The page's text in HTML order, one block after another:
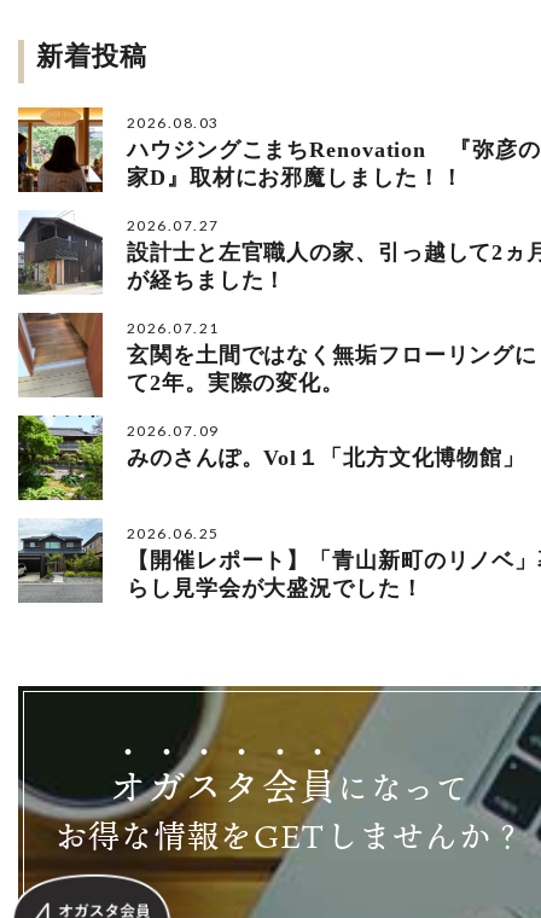
新着投稿
2026.08.03
ハウジングこまちRenovation 『弥彦の
家D』取材にお邪魔しました！！
2026.07.27
設計士と左官職人の家、引っ越して2ヵ
が経ちました！
2026.07.21
玄関を土間ではなく無垢フローリング
て2年。実際の変化。
2026.07.09
みのさんぽ。Vol１「北方文化博物館」
2026.06.25
【開催レポート】「青山新町のリノベ
らし見学会が大盛況でした！
オガス タ会員になって
お得な情報をGETしませんか？